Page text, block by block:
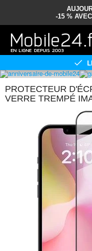
-15 %
PROTECTEUR
VERRE TREMPÉ